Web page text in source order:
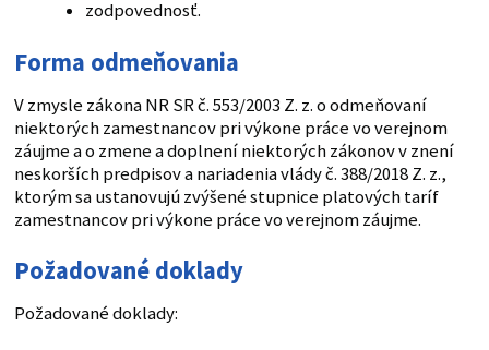
zodpovednosť.
Forma odmeňovania
V zmysle zákona NR SR č. 553/2003 Z. z. o odmeňovaní
niektorých zamestnancov pri výkone práce vo verejnom
záujme a o zmene a doplnení niektorých zákonov v znení
neskorších predpisov a nariadenia vlády č. 388/2018 Z. z.,
ktorým sa ustanovujú zvýšené stupnice platových taríf
zamestnancov pri výkone práce vo verejnom záujme.
Požadované doklady
Požadované doklady: